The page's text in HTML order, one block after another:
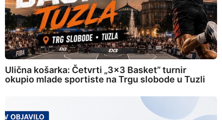
Ulična košarka: Četvrti „3×3 Basket” turnir
okupio mlade sportiste na Trgu slobode u Tuzli